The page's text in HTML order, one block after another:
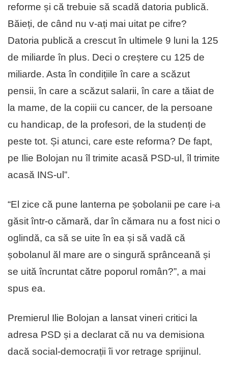
reforme și că trebuie să scadă datoria publică.
Băieți, de când nu v-ați mai uitat pe cifre?
Datoria publică a crescut în ultimele 9 luni la 125
de miliarde în plus. Deci o creștere cu 125 de
miliarde. Asta în condițiile în care a scăzut
pensii, în care a scăzut salarii, în care a tăiat de
la mame, de la copiii cu cancer, de la persoane
cu handicap, de la profesori, de la studenți de
peste tot. Și atunci, care este reforma? De fapt,
pe Ilie Bolojan nu îl trimite acasă PSD-ul, îl trimite
acasă INS-ul”.
“El zice că pune lanterna pe șobolanii pe care i-a
găsit într-o cămară, dar în cămara nu a fost nici o
oglindă, ca să se uite în ea și să vadă că
șobolanul ăl mare are o singură sprânceană și
se uită încruntat către poporul român?”, a mai
spus ea.
Premierul Ilie Bolojan a lansat vineri critici la
adresa PSD și a declarat că nu va demisiona
dacă social-democrații îi vor retrage sprijinul.